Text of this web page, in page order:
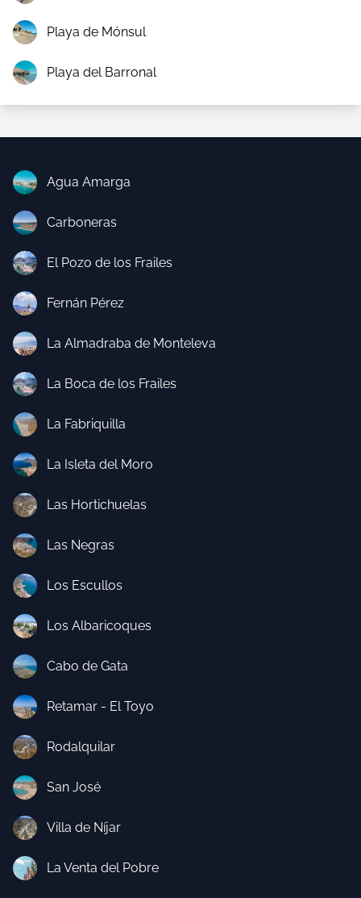
Playa de Mónsul
Playa del Barronal
Agua Amarga
Carboneras
El Pozo de los Frailes
Fernán Pérez
La Almadraba de Monteleva
La Boca de los Frailes
La Fabriquilla
La Isleta del Moro
Las Hortichuelas
Las Negras
Los Escullos
Los Albaricoques
Cabo de Gata
Retamar - El Toyo
Rodalquilar
San José
Villa de Níjar
La Venta del Pobre